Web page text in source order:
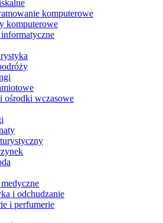
komputerowe
komputerowe
informatyczne
ośrodki wczasowe
i odchudzanie
i perfumerie